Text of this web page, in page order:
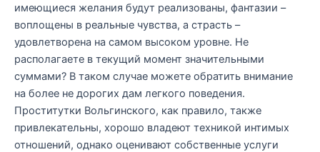
имеющиеся желания будут реализованы, фантазии –
воплощены в реальные чувства, а страсть –
удовлетворена на самом высоком уровне. Не
располагаете в текущий момент значительными
суммами? В таком случае можете обратить внимание
на более не дорогих дам легкого поведения.
Проститутки Вольгинского, как правило, также
привлекательны, хорошо владеют техникой интимых
отношений, однако оценивают собственные услуги